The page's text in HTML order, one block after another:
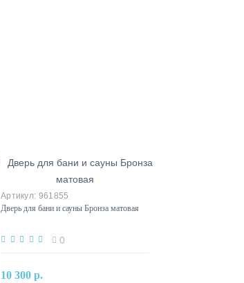
961855
Дверь для бани и сауны Бронза матовая
0
10 300 р.В корзину